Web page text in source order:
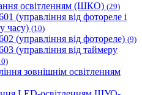
освітленням (ШКО) (29)
(управління від фотореле і
часу) (10)
(управління від фотореле) (9)
(управління від таймеру
зовнішнім освітленням